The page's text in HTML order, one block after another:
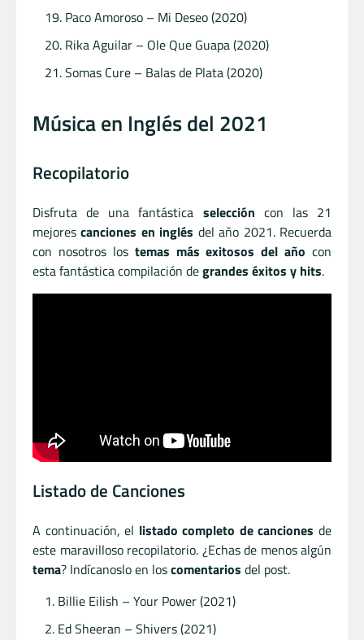
Paco Amoroso – Mi Deseo (2020)
Rika Aguilar – Ole Que Guapa (2020)
Somas Cure – Balas de Plata (2020)
Música en Inglés del 2021
Recopilatorio
Disfruta de una fantástica selección con las 21
mejorescanciones en inglés del año 2021. Recuerda
con nosotros lostemas más exitosos del año con
esta fantástica compilación degrandes éxitos y hits.
Listado de Canciones
A continuación, el listado completo de canciones de
este maravilloso recopilatorio. ¿Echas de menos algún
tema? Indícanoslo en loscomentarios del post.
Billie Eilish – Your Power (2021)
Ed Sheeran – Shivers (2021)